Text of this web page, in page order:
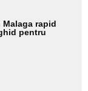
rapid
pentru